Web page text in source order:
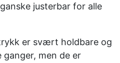
justerbar for alle
er svært holdbare og
men de er